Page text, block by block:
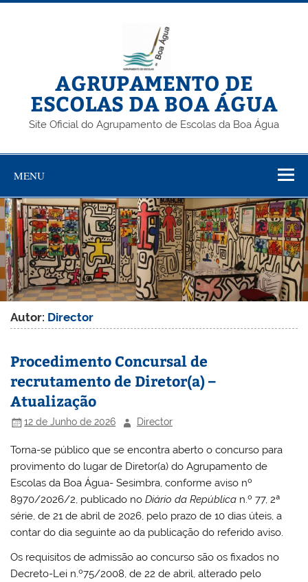
Skip
AGRUPAMENTO DE
ESCOLAS DA BOA ÁGUA
Site Oficial do Agrupamento de Escolas da Boa Água
MENU
Autor: Director
Procedimento Concursal de
recrutamento de Diretor(a) –
Atualização
12 de Junho de 2026 Director
Torna-se público que se encontra aberto o concurso para
provimento do lugar de Diretor(a) do Agrupamento de
Escolas da Boa Água- Sesimbra, conforme aviso nº
8970/2026/2, publicado noDiário da República n.º 77, 2ª
série, de 21 de abril de 2026, pelo prazo de 10 dias úteis, a
contar do dia seguinte ao da publicação do referido aviso.
Os requisitos de admissão ao concurso são os fixados no
Decreto-Lei n.º75/2008, de 22 de abril, alterado pelo